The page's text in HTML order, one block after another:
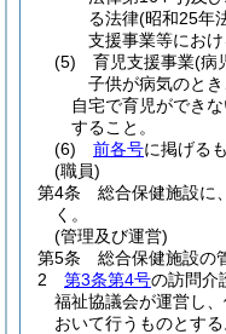
る法律(昭和25年
支援事業等にお
(5)
育児支援事業(病
子供が病気のと
自宅で育児ができ
すること。
(6)
前各号に掲げる
(職員)
第4条
総合保健施設に、
く。
(管理及び運営)
第5条
総合保健施設の
2
第3条第4号の訪問介
福祉協議会が運営し
おいて行うものとする